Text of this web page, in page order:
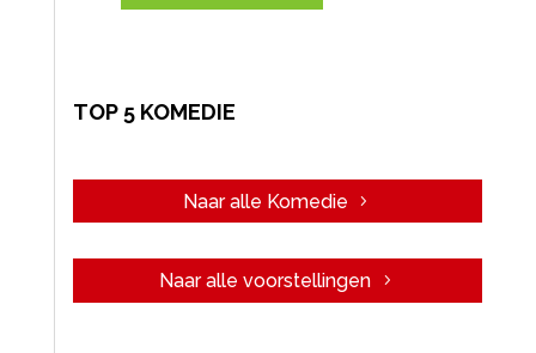
TOP 5 KOMEDIE
Naar alle Komedie
Naar alle voorstellingen